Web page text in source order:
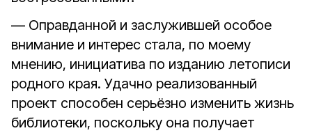
— Оправданной и заслужившей особое
внимание и интерес стала, по моему
мнению, инициатива по изданию летописи
родного края. Удачно реализованный
проект способен серьёзно изменить жизнь
библиотеки, поскольку она получает